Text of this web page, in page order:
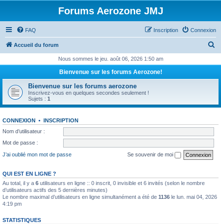
Forums Aerozone JMJ
FAQ Connexion
Inscription
Accueil du forum
h
r
Nous sommes le jeu. août 06, 2026 1:50 am
Bienvenue sur les forums Aerozone!
Bienvenue sur les forums aerozone
Inscrivez-vous en quelques secondes seulement !
Sujets : 1
CONNEXION • INSCRIPTION
Nom d’utilisateur :
Mot de passe :
J’ai oublié mon mot de passe
Se souvenir de moi
QUI EST EN LIGNE ?
Au total, il y a 6 utilisateurs en ligne :: 0 inscrit, 0 invisible et 6 invités (selon le nombre
d’utilisateurs actifs des 5 dernières minutes)
Le nombre maximal d’utilisateurs en ligne simultanément a été de 1136 le lun. mai 04, 2026
4:19 pm
STATISTIQUES